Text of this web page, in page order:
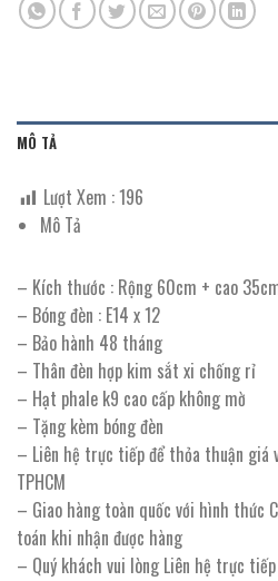
MÔ TẢ
Lượt Xem :196
Mô Tả
– Kích thước : Rộng 60cm + cao
– Bóng đèn : E14 x 12
– Bảo hành 48 tháng
– Thân đèn hợp kim sắt xi chống rỉ
– Hạt phale k9 cao cấp không mờ
– Tặng kèm bóng đèn
– Liên hệ trực tiếp để thỏa thuận giá
TPHCM
– Giao hàng toàn quốc với hình thức
toán khi nhận được hàng
– Quý khách vui lòng Liên hệ trực